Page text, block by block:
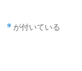
* が付いている